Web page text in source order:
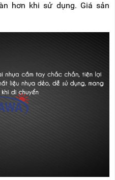
hơn khi sử dụng. Giá sản